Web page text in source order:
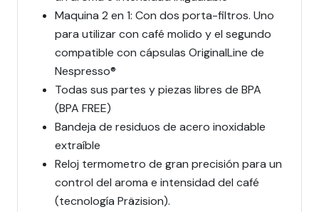
Maquina 2 en 1: Con dos porta-filtros. Uno
para utilizar con café molido y el segundo
compatible con cápsulas OriginalLine de
Nespresso®
Todas sus partes y piezas libres de BPA
(BPA FREE)
Bandeja de residuos de acero inoxidable
extraíble
Reloj termometro de gran precisión para un
control del aroma e intensidad del café
(tecnología Präzision).